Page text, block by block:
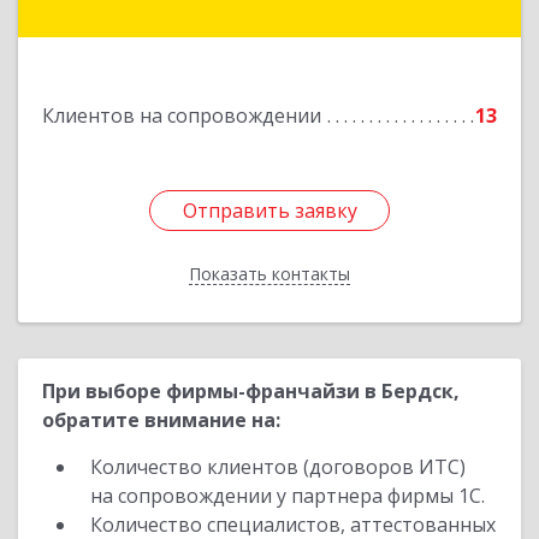
Клиентов на сопровождении 13
Отправить заявку
Показать контакты
Отправить заявку
Назад
При выборе фирмы-франчайзи в Бердск,
обратите внимание на:
Количество клиентов (договоров ИТС)
на сопровождении у партнера фирмы 1С.
Количество специалистов, аттестованных